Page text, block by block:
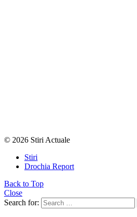
© 2026 Stiri Actuale
Stiri
Drochia Report
Back to Top
Close
Search for: